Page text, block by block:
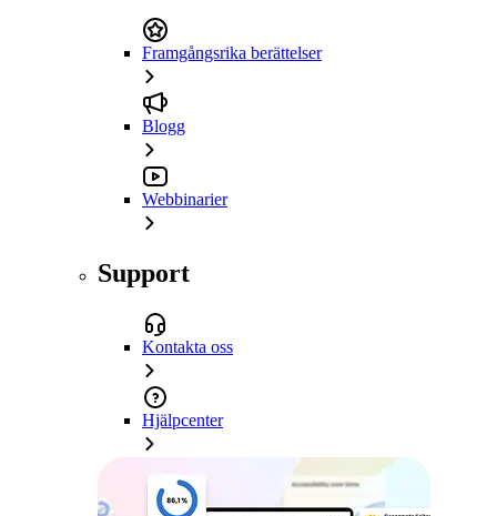
Framgångsrika berättelser
Blogg
Webbinarier
Support
Kontakta oss
Hjälpcenter